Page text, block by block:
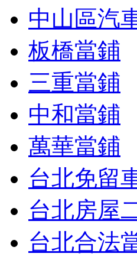
中山區汽
板橋當鋪
三重當鋪
中和當鋪
萬華當鋪
台北免留
台北房屋
台北合法